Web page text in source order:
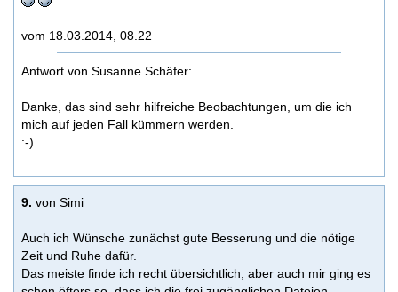
vom 18.03.2014, 08.22
Antwort von Susanne Schäfer:
Danke, das sind sehr hilfreiche Beobachtungen, um die ich
mich auf jeden Fall kümmern werden.
:-)
9. von Simi
Auch ich Wünsche zunächst gute Besserung und die nötige
Zeit und Ruhe dafür.
Das meiste finde ich recht übersichtlich, aber auch mir ging es